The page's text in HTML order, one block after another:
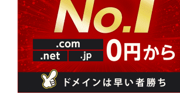
Samsung
Pay
を
サ
ポ
ー
り